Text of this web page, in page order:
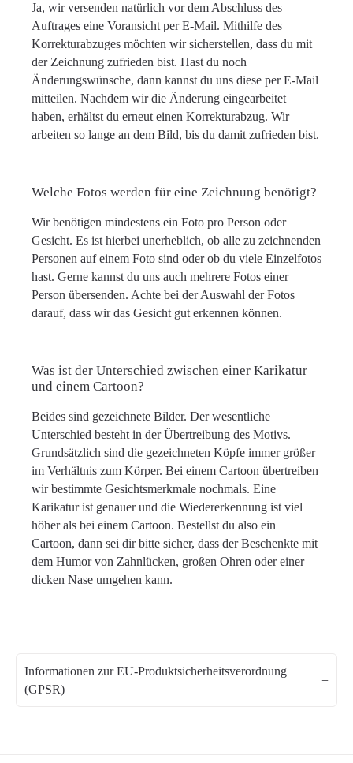
Ja, wir versenden natürlich vor dem Abschluss des
Auftrages eine Voransicht per E-Mail. Mithilfe des
Korrekturabzuges möchten wir sicherstellen, dass du mit
der Zeichnung zufrieden bist. Hast du noch
Änderungswünsche, dann kannst du uns diese per E-Mail
mitteilen. Nachdem wir die Änderung eingearbeitet
haben, erhältst du erneut einen Korrekturabzug. Wir
arbeiten so lange an dem Bild, bis du damit zufrieden bist.
Welche Fotos werden für eine Zeichnung benötigt?
Wir benötigen mindestens ein Foto pro Person oder
Gesicht. Es ist hierbei unerheblich, ob alle zu zeichnenden
Personen auf einem Foto sind oder ob du viele Einzelfotos
hast. Gerne kannst du uns auch mehrere Fotos einer
Person übersenden. Achte bei der Auswahl der Fotos
darauf, dass wir das Gesicht gut erkennen können.
Was ist der Unterschied zwischen einer Karikatur
und einem Cartoon?
Beides sind gezeichnete Bilder. Der wesentliche
Unterschied besteht in der Übertreibung des Motivs.
Grundsätzlich sind die gezeichneten Köpfe immer größer
im Verhältnis zum Körper. Bei einem Cartoon übertreiben
wir bestimmte Gesichtsmerkmale nochmals. Eine
Karikatur ist genauer und die Wiedererkennung ist viel
höher als bei einem Cartoon. Bestellst du also ein
Cartoon, dann sei dir bitte sicher, dass der Beschenkte mit
dem Humor von Zahnlücken, großen Ohren oder einer
dicken Nase umgehen kann.
Informationen zur EU-Produktsicherheitsverordnung
(GPSR)